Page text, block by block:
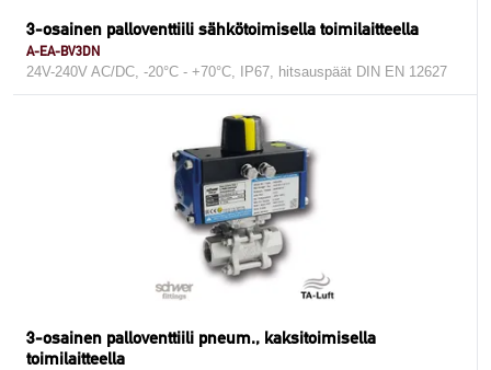
3-osainen palloventtiili sähkötoimisella toimilaitteella
A-EA-BV3DN
24V-240V AC/DC, -20°C - +70°C, IP67, hitsauspäät DIN EN 12627
3-osainen palloventtiili pneum., kaksitoimisella
toimilaitteella